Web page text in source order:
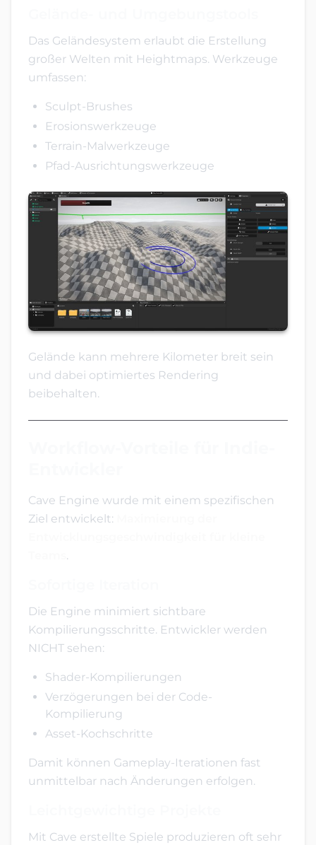
Das Geländesystem erlaubt die Erstellung
großer Welten mit Heightmaps. Werkzeuge
umfassen:
Sculpt-Brushes
Erosionswerkzeuge
Terrain-Malwerkzeuge
Pfad-Ausrichtungswerkzeuge
Gelände kann mehrere Kilometer breit sein
und dabei optimiertes Rendering
beibehalten.
Cave Engine wurde mit einem spezifischen
Ziel entwickelt:
.
Die Engine minimiert sichtbare
Kompilierungsschritte. Entwickler werden
NICHT sehen:
Shader-Kompilierungen
Verzögerungen bei der Code-
Kompilierung
Asset-Kochschritte
Damit können Gameplay-Iterationen fast
unmittelbar nach Änderungen erfolgen.
Mit Cave erstellte Spiele produzieren oft sehr